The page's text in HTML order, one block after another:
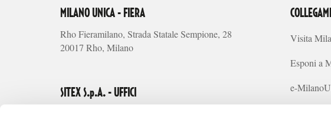
MILANO UNICA - FIERA
Rho Fieramilano, Strada Statale Sempione, 28
20017 Rho, Milano
SITEX S.p.A. - UFFICI
Visita
Esponi a
e-